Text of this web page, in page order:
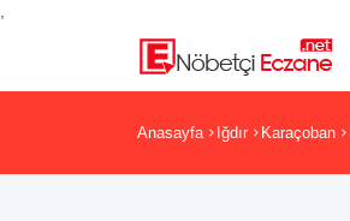
Anasayfa Iğdır Karaçoban